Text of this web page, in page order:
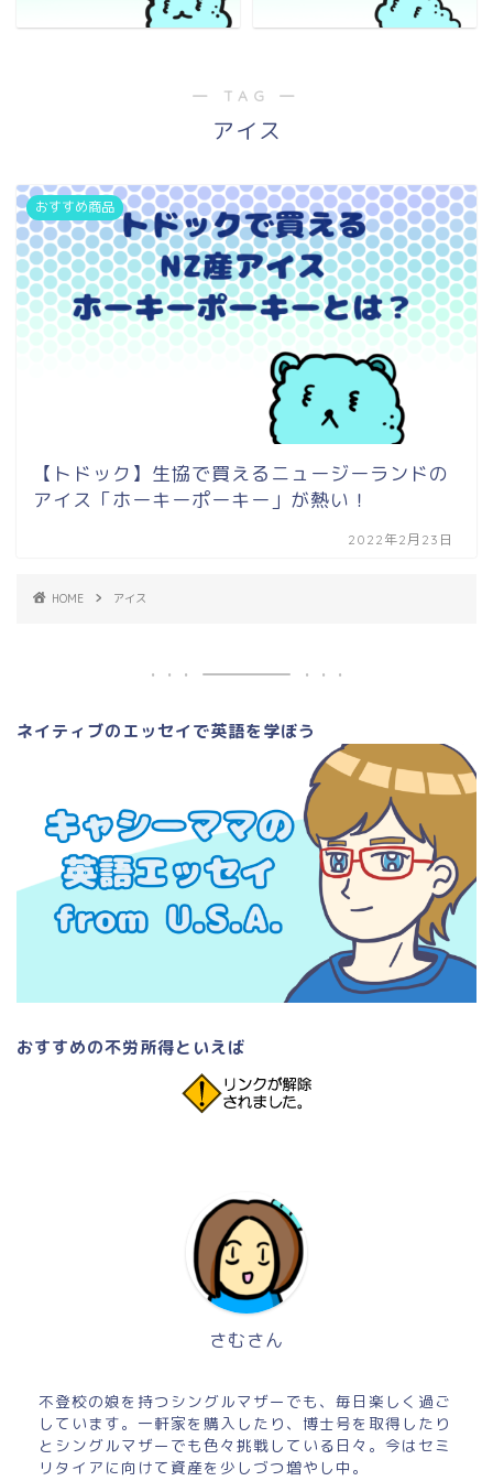
― TAG ―
アイス
おすすめ商品
【トドック】生協で買えるニュージーランドの
アイス「ホーキーポーキー」が熱い！
2022年2月23日
HOME アイス
ネイティブのエッセイで英語を学ぼう
おすすめの不労所得といえば
さむさん
不登校の娘を持つシングルマザーでも、毎日楽しく過ご
しています。一軒家を購入したり、博士号を取得したり
とシングルマザーでも色々挑戦している日々。今はセミ
リタイアに向けて資産を少しづつ増やし中。